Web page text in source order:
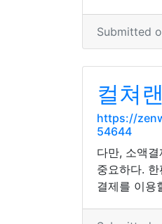
Submitted
컬쳐
https://
54644
다만, 소액
중요하다.
결제를 이용